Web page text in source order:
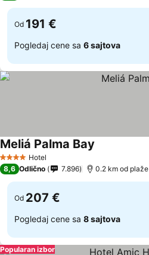
Od 191 €
Pogledaj cene sa 6 sajtova
4 ZvezdiceHotel
Meliá Palma Bay
8,6 Odlično 7.896 0.2 km od plaže
Od 207 €
Pogledaj cene sa 8 sajtova
Popularan izbor